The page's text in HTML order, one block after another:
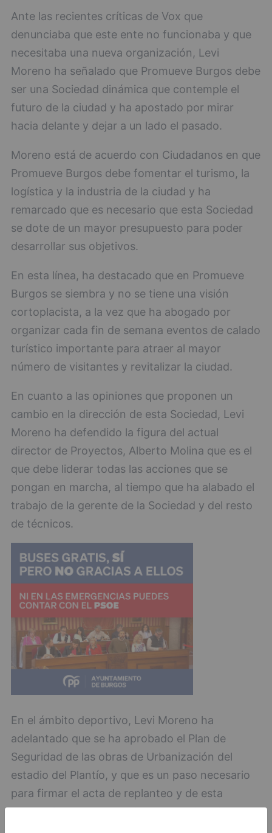
Ante las recientes críticas de Vox que
denunciaba que este ente no funcionaba y que
necesitaba una nueva organización, Levi
Moreno ha señalado que Promueve Burgos debe
ser una Sociedad dinámica que contemple el
futuro de la ciudad y ha apostado por mirar
hacia delante y dejar a un lado el pasado.
Moreno está de acuerdo con Ciudadanos en que
Promueve Burgos debe fomentar el turismo, la
logística y la industria de la ciudad y ha
remarcado que es necesario que esta Sociedad
se dote de un mayor presupuesto para poder
desarrollar sus objetivos.
En esta línea, ha destacado que en Promueve
Burgos se siembra y no se tiene una visión
cortoplacista, a la vez que ha abogado por
organizar cada fin de semana eventos de calado
turístico importante para atraer al mayor
número de visitantes y revitalizar la ciudad.
En cuanto a las opiniones que proponen un
cambio en la dirección de esta Sociedad, Levi
Moreno ha defendido la figura del actual
director de Proyectos, Alberto Molina que es el
que debe liderar todas las acciones que se
pongan en marcha, al tiempo que ha alabado el
trabajo de la gerente de la Sociedad y del resto
de técnicos.
En el ámbito deportivo, Levi Moreno ha
adelantado que se ha aprobado el Plan de
Seguridad de las obras de Urbanización del
estadio del Plantío, y que es un paso necesario
para firmar el acta de replanteo y de esta
manera la empresa pueda empezar las obras y